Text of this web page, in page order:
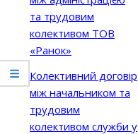
та трудовим
колективом ТОВ
«Ранок»
Колективний договір
між начальником та
трудовим
колективом служби у